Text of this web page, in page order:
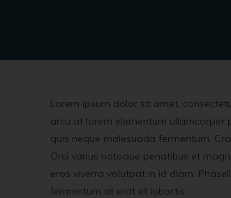
Lorem ipsum dolor sit amet,
arcu at lorem elementum ullamcorper
quis neque malesuada fermentum.
Orci varius natoque penatibus et
eros viverra volutpat in id diam.
fermentum at erat et lobortis.